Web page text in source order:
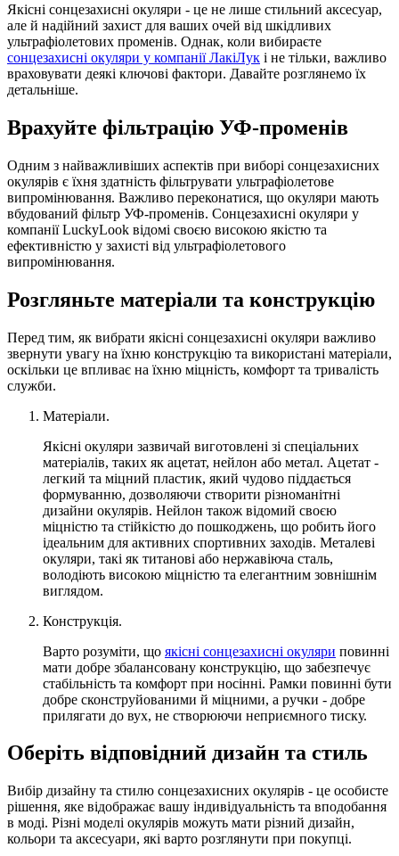
Якісні сонцезахисні окуляри - це не лише стильний аксесуар,
але й надійний захист для ваших очей від шкідливих
ультрафіолетових променів. Однак, коли вибираєте
сонцезахисні окуляри у компанії ЛакіЛук і не тільки, важливо
враховувати деякі ключові фактори. Давайте розглянемо їх
детальніше.
Врахуйте фільтрацію УФ-променів
Одним з найважливіших аспектів при виборі сонцезахисних
окулярів є їхня здатність фільтрувати ультрафіолетове
випромінювання. Важливо переконатися, що окуляри мають
вбудований фільтр УФ-променів. Сонцезахисні окуляри у
компанії LuckyLook відомі своєю високою якістю та
ефективністю у захисті від ультрафіолетового
випромінювання.
Розгляньте матеріали та конструкцію
Перед тим, як вибрати якісні сонцезахисні окуляри важливо
звернути увагу на їхню конструкцію та використані матеріали,
оскільки це впливає на їхню міцність, комфорт та тривалість
служби.
Матеріали.
Якісні окуляри зазвичай виготовлені зі спеціальних
матеріалів, таких як ацетат, нейлон або метал. Ацетат -
легкий та міцний пластик, який чудово піддається
формуванню, дозволяючи створити різноманітні
дизайни окулярів. Нейлон також відомий своєю
міцністю та стійкістю до пошкоджень, що робить його
ідеальним для активних спортивних заходів. Металеві
окуляри, такі як титанові або нержавіюча сталь,
володіють високою міцністю та елегантним зовнішнім
виглядом.
Конструкція.
Варто розуміти, що якісні сонцезахисні окуляри повинні
мати добре збалансовану конструкцію, що забезпечує
стабільність та комфорт при носінні. Рамки повинні бути
добре сконструйованими й міцними, а ручки - добре
прилягати до вух, не створюючи неприємного тиску.
Оберіть відповідний дизайн та стиль
Вибір дизайну та стилю сонцезахисних окулярів - це особисте
рішення, яке відображає вашу індивідуальність та вподобання
в моді. Різні моделі окулярів можуть мати різний дизайн,
кольори та аксесуари, які варто розглянути при покупці.